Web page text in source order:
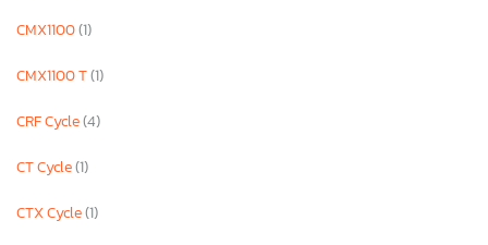
CMX1100(1)
CMX1100 T(1)
CRF Cycle(4)
CT Cycle(1)
CTX Cycle(1)